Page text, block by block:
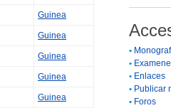
Guinea
Guinea
Guinea
Guinea
Guinea
•
•
• Enlaces
• Publicar
• Foros